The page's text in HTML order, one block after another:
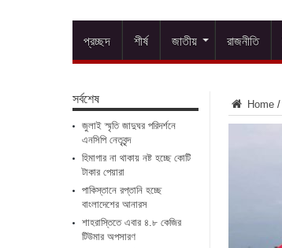
প্রচ্ছদ শীর্ষ জাতীয় রাজনীতি
Home /
সর্বশেষ
জুলাই স্মৃতি জাদুঘর পরিদর্শনে
এনসিপি নেতৃবৃন্দ
হিমাগার না থাকায় নষ্ট হচ্ছে কোটি
টাকার পেয়ারা
পাকিস্তানে রপ্তানি হচ্ছে
বাংলাদেশের আনারস
শাহরাস্তিতে এবার ৪.৮ কেজির
টিউমার অপসারণ